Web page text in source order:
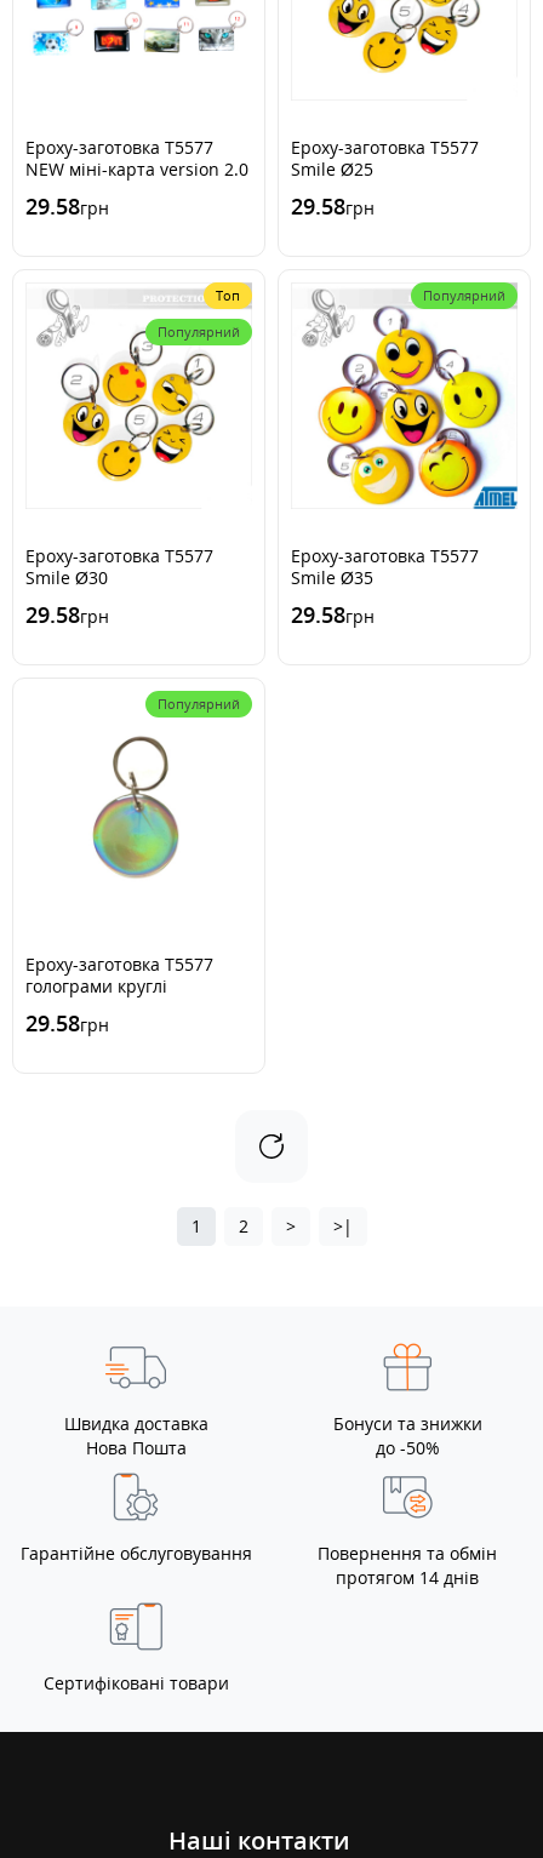
Epoxy-заготовка Т5577
NEW міні-карта version 2.0
29.58грн
Epoxy-заготовка Т5577
Smile Ø25
29.58грн
Топ
Популярний
Epoxy-заготовка Т5577
Smile Ø30
29.58грн
Популярний
Epoxy-заготовка Т5577
Smile Ø35
29.58грн
Популярний
Epoxy-заготовка Т5577
голограми круглі
29.58грн
1 2 > >|
Швидка доставка
Нова Пошта
Бонуси та знижки
до -50%
Гарантійне обслуговування
Повернення та обмін
протягом 14 днів
Сертифіковані товари
Наші контакти